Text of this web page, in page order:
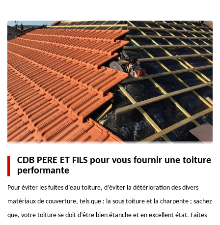
CDB PERE ET FILS pour vous fournir une toiture
performante
Pour éviter les fuites d’eau toiture, d’éviter la détérioration des divers
matériaux de couverture, tels que : la sous toiture et la charpente ; sachez
que, votre toiture se doit d’être bien étanche et en excellent état. Faites